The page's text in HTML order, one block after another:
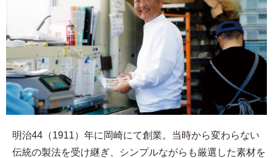
明治44（1911）年に岡崎にて創業。当時から変わらない
伝統の製法を受け継ぎ、シンプルながらも厳選した素材を